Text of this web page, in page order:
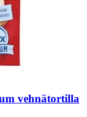
vehnätortilla